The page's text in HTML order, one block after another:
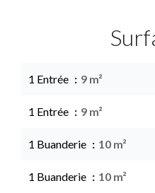
1 Entrée 9 m²
1 Entrée 9 m²
1 Buanderie 10 m²
1 Buanderie 10 m²